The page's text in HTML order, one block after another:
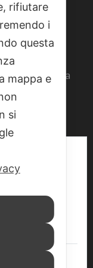
della
rifiutare
i
questa
mappa e
si